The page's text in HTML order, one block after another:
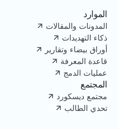
الموارد
المدونات والمقالات
ذكاء التهديدات
أوراق بيضاء وتقارير
قاعدة المعرفة
عمليات الدمج
المجتمع
مجتمع ديسكورد
تحدي الطالب